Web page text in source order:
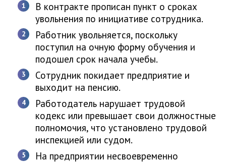
В контракте прописан пункт о сроках
увольнения по инициативе сотрудника.
Работник увольняется, поскольку
поступил на очную форму обучения и
подошел срок начала учебы.
Сотрудник покидает предприятие и
выходит на пенсию.
Работодатель нарушает трудовой
кодекс или превышает свои должностные
полномочия, что установлено трудовой
инспекцией или судом.
На предприятии несвоевременно